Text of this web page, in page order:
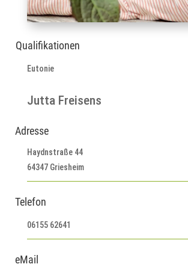
Qualifikationen
Eutonie
Jutta Freisens
Adresse
Haydnstraße 44
64347 Griesheim
Telefon
06155 62641
eMail